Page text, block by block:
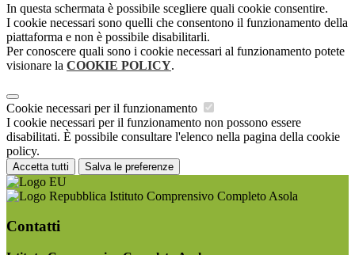
In questa schermata è possibile scegliere quali cookie consentire.
I cookie necessari sono quelli che consentono il funzionamento della
piattaforma e non è possibile disabilitarli.
Per conoscere quali sono i cookie necessari al funzionamento potete
visionare la COOKIE POLICY.
Cookie necessari per il funzionamento
I cookie necessari per il funzionamento non possono essere
disabilitati. È possibile consultare l'elenco nella pagina della cookie
policy.
Accetta tutti Salva le preferenze
Istituto Comprensivo Completo Asola
Contatti